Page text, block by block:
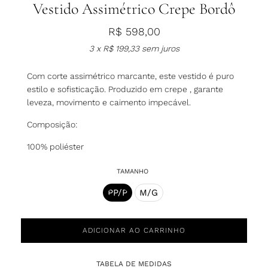
Vestido Assimétrico Crepe Bordô
R$ 598,00
3 x R$199,33sem juros
Com corte assimétrico marcante, este vestido é puro
estilo e sofisticação. Produzido em crepe , garante
leveza, movimento e caimento impecável.
Composição:
100% poliéster
TAMANHO
PP/P M/G
ADICIONAR AO CARRINHO
TABELA DE MEDIDAS